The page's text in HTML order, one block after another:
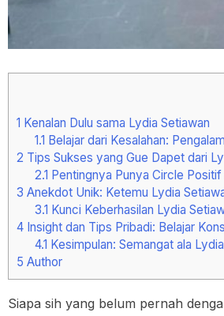
1 Kenalan Dulu sama Lydia Setiawan
1.1 Belajar dari Kesalahan:
2 Tips Sukses yang Gue Dapet dari
2.1 Pentingnya Punya Circle
3 Anekdot Unik: Ketemu Lydia
3.1 Kunci Keberhasilan Lydia
4 Insight dan Tips Pribadi: Belajar
4.1 Kesimpulan: Semangat ala
5 Author
Siapa sih yang belum pernah